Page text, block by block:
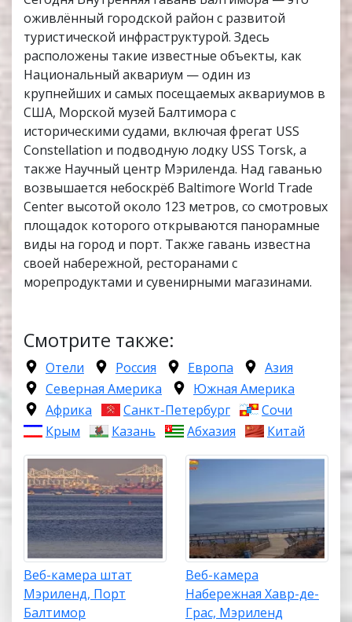
оживлённый городской район с развитой
туристической инфраструктурой. Здесь
расположены такие известные объекты, как
Национальный аквариум — один из
крупнейших и самых посещаемых аквариумов в
США, Морской музей Балтимора с
историческими судами, включая фрегат USS
Constellation и подводную лодку USS Torsk, а
также Научный центр Мэриленда. Над гаванью
возвышается небоскрёб Baltimore World Trade
Center высотой около 123 метров, со смотровых
площадок которого открываются панорамные
виды на город и порт. Также гавань известна
своей набережной, ресторанами с
морепродуктами и сувенирными магазинами.
Смотрите также:
Отели Россия Европа
Азия
Северная Америка
Южная Америка
Африка
Санкт-Петербург
Сочи
Крым
Казань Абхазия Китай
Веб-камера штат
Мэриленд, Порт
Балтимор
Веб-камера
Набережная Хавр-де-
Грас, Мэриленд